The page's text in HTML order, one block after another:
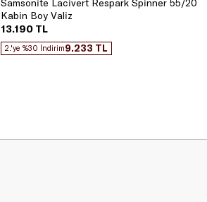
Samsonite Lacivert Respark Spinner 55/20
Kabin Boy Valiz
13.190 TL
2.'ye %30 İndirim9.233 TL